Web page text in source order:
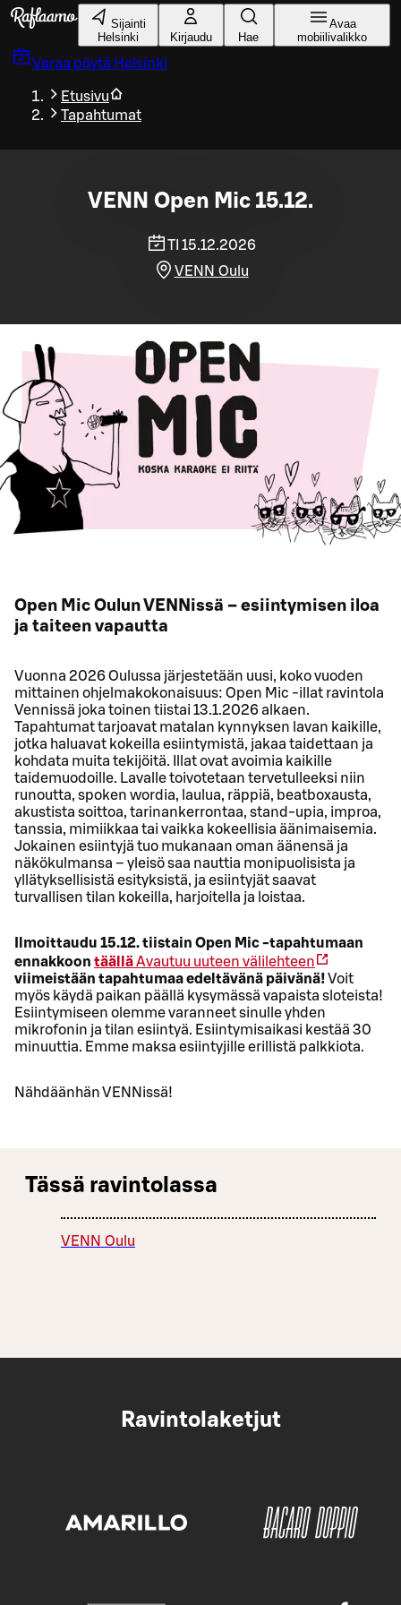
Siirry pääsisältöön
Sijainti
Helsinki
Kirjaudu Hae
Avaa
mobiilivalikko
Varaa pöytä Helsinki
Etusivu
Tapahtumat
VENN Open Mic 15.12.
TI 15.12.2026
VENN Oulu
Open Mic Oulun VENNissä – esiintymisen iloa
ja taiteen vapautta
Vuonna 2026 Oulussa järjestetään uusi, koko vuoden
mittainen ohjelmakokonaisuus: Open Mic -illat ravintola
Vennissä joka toinen tiistai 13.1.2026 alkaen.
Tapahtumat tarjoavat matalan kynnyksen lavan kaikille,
jotka haluavat kokeilla esiintymistä, jakaa taidettaan ja
kohdata muita tekijöitä. Illat ovat avoimia kaikille
taidemuodoille. Lavalle toivotetaan tervetulleeksi niin
runoutta, spoken wordia, laulua, räppiä, beatboxausta,
akustista soittoa, tarinankerrontaa, stand-upia, improa,
tanssia, mimiikkaa tai vaikka kokeellisia äänimaisemia.
Jokainen esiintyjä tuo mukanaan oman äänensä ja
näkökulmansa – yleisö saa nauttia monipuolisista ja
yllätyksellisistä esityksistä, ja esiintyjät saavat
turvallisen tilan kokeilla, harjoitella ja loistaa.
Ilmoittaudu 15.12. tiistain Open Mic -tapahtumaan
ennakkoon täälläAvautuu uuteen välilehteen
viimeistään tapahtumaa edeltävänä päivänä!Voit
myös käydä paikan päällä kysymässä vapaista sloteista!
Esiintymiseen olemme varanneet sinulle yhden
mikrofonin ja tilan esiintyä. Esiintymisaikasi kestää 30
minuuttia. Emme maksa esiintyjille erillistä palkkiota.
Nähdäänhän VENNissä!
Tässä ravintolassa
VENN Oulu
Ravintolaketjut